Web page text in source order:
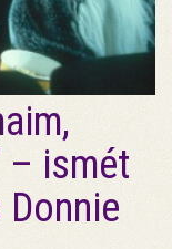
– ismét